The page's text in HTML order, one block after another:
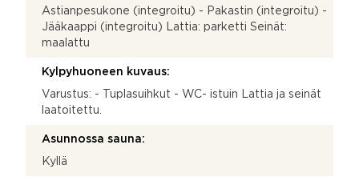
Astianpesukone (integroitu) - Pakastin (integroitu) -
Jääkaappi (integroitu) Lattia: parketti Seinät:
maalattu
Kylpyhuoneen kuvaus:
Varustus: - Tuplasuihkut - WC- istuin Lattia ja seinät
laatoitettu.
Asunnossa sauna:
Kyllä